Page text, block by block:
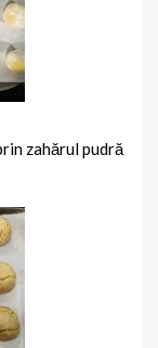
zahărul pudră